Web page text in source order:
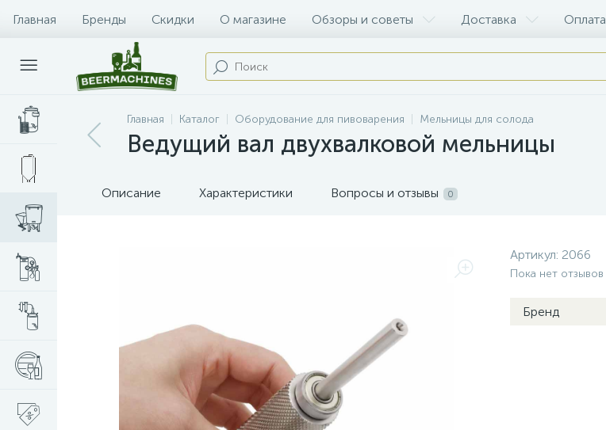
Главная Бренды Скидки О магазине Обзоры и советы Доставка Оплата
Главная Каталог Оборудование для пивоварения Мельницы для солода
Ведущий вал двухвалковой мельницы
Описание Характеристики Вопросы и отзывы 0
Артикул: 2066
Пока нет отзывов
Бренд